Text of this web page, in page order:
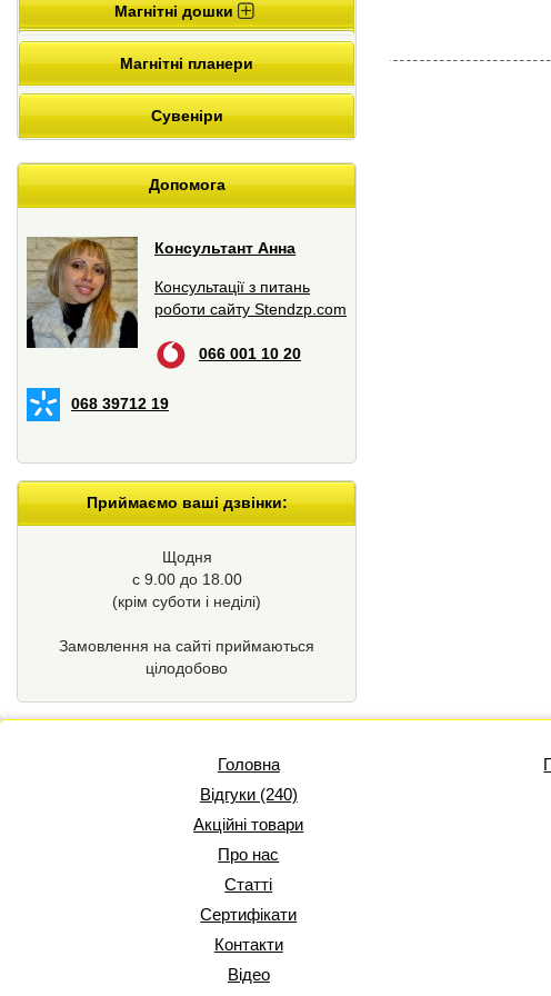
Магнітні дошки
Магнітні планери
Сувеніри
Допомога
Консультант Анна
Консультації з питань
роботи сайту Stendzp.com
066 001 10 20
068 39712 19
Приймаємо ваші дзвінки:
Щодня
с 9.00 до 18.00
(крім суботи і неділі)
Замовлення на сайті приймаються
цілодобово
Головна
Відгуки (240)
Акційні товари
Про нас
Статті
Сертифікати
Контакти
Відео